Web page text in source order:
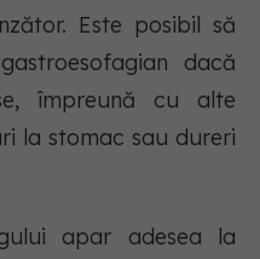
Este posibil să
dacă
împreună cu alte
la stomac sau dureri
apar adesea la